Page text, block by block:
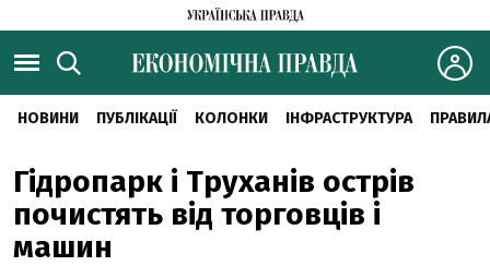
НОВИНИ ПУБЛІКАЦІЇ КОЛОНКИ ІНФРАСТРУКТУРА
Гідропарк і Труханів острів
почистять від торговців і
машин